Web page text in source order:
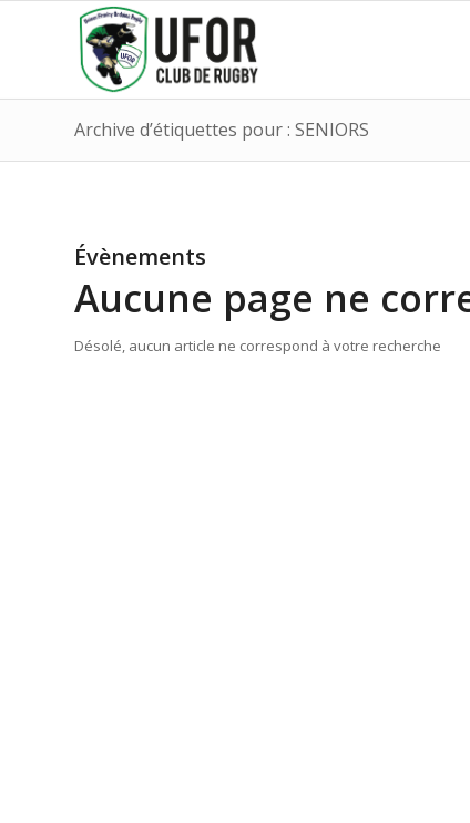
Archive d’étiquettes pour : SENIORS
Évènements
Aucune page ne
Désolé, aucun article ne correspond à votre recherche